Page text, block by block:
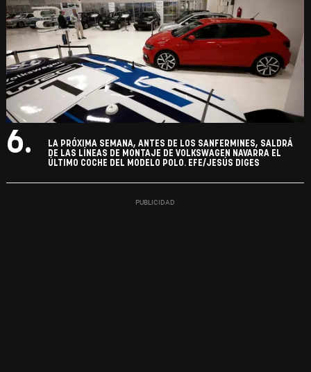
6.
LA PRÓXIMA SEMANA, ANTES DE LOS SANFERMINES, SALDRÁ
DE LAS LÍNEAS DE MONTAJE DE VOLKSWAGEN NAVARRA EL
ÚLTIMO COCHE DEL MODELO POLO. EFE/JESÚS DIGES